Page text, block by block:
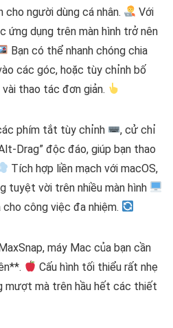
cho người dùng cá nhân.
Với
ứng dụng trên màn hình trở nên
Bạn có thể nhanh chóng chia
các góc, hoặc tùy chỉnh bố
thao tác đơn giản.
phím tắt tùy chỉnh
, cử chỉ
Drag” độc đáo, giúp bạn thao
Tích hợp liền mạch với macOS,
tuyệt vời trên nhiều màn hình
công việc đa nhiệm.
máy Mac của bạn cần
Cấu hình tối thiểu rất nhẹ
mượt mà trên hầu hết các thiết